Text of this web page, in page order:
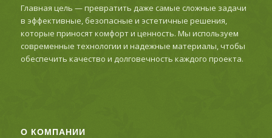
Главная цель — превратить даже самые сложные задачи
в эффективные, безопасные и эстетичные решения,
которые приносят комфорт и ценность. Мы используем
современные технологии и надежные материалы, чтобы
обеспечить качество и долговечность каждого проекта.
О КОМПАНИИ